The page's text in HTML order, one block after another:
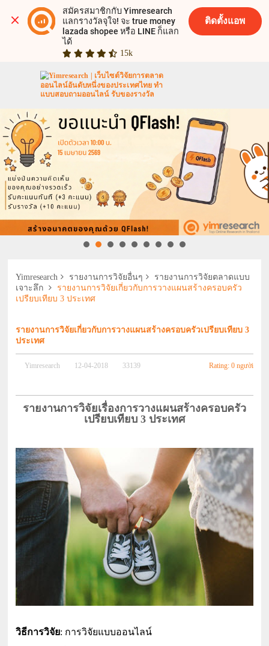
สมัครสมาชิกกับ Yimresearch
แลกรางวัลจุใจ! จะ true money
lazada shopee หรือ LINE ก็แลก
ได้
15k
ติดตั้งแอพ
Yimresearch รายงานการวิจัยอื่นๆ
รายงานการวิจัยตลาดแบบ
เจาะลึก
รายงานการวิจัยเกี่ยวกับการวางแผนสร้างครอบครัว
เปรียบเทียบ 3 ประเทศ
รายงานการวิจัยเกี่ยวกับการวางแผนสร้างครอบครัวเปรียบเทียบ 3
ประเทศ
Yimresearch 12-04-2018 33139 Rating: 0 người
รายงานการวิจัยเรื่องการวางแผนสร้างครอบครัว
เปรียบเทียบ 3 ประเทศ
วิธีการวิจัย: การวิจัยแบบออนไลน์